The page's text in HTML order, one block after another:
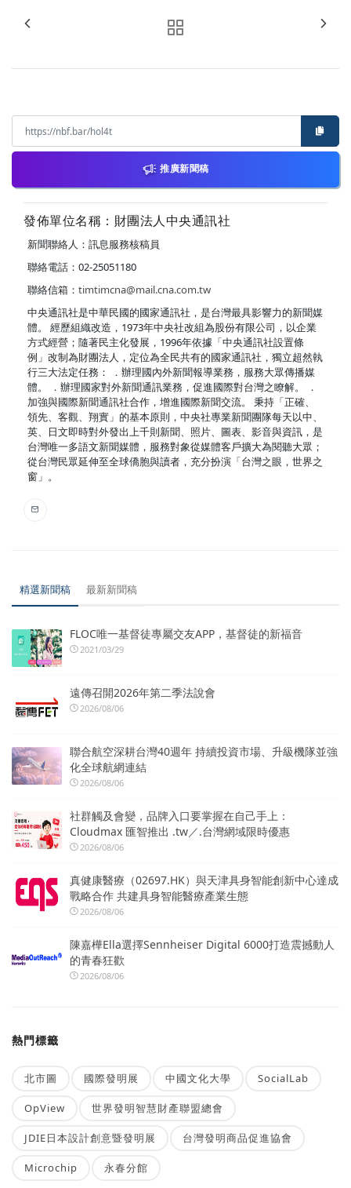
推廣新聞稿
發佈單位名稱：財團法人中央通訊社
新聞聯絡人：訊息服務核稿員
聯絡電話：02-25051180
聯絡信箱： timtimcna@mail.cna.com.tw
中央通訊社是中華民國的國家通訊社，是台灣最具影響力的新聞媒
體。 經歷組織改造，1973年中央社改組為股份有限公司，以企業
方式經營；隨著民主化發展，1996年依據「中央通訊社設置條
例」改制為財團法人，定位為全民共有的國家通訊社，獨立超然執
行三大法定任務： ．辦理國內外新聞報導業務，服務大眾傳播媒
體。 ．辦理國家對外新聞通訊業務，促進國際對台灣之瞭解。 ．
加強與國際新聞通訊社合作，增進國際新聞交流。 秉持「正確、
領先、客觀、翔實」的基本原則，中央社專業新聞團隊每天以中、
英、日文即時對外發出上千則新聞、照片、圖表、影音與資訊，是
台灣唯一多語文新聞媒體，服務對象從媒體客戶擴大為閱聽大眾；
從台灣民眾延伸至全球僑胞與讀者，充分扮演「台灣之眼，世界之
窗」。
精選新聞稿 最新新聞稿
FLOC唯一基督徒專屬交友APP，基督徒的新福音
2021/03/29
遠傳召開2026年第二季法說會
2026/08/06
聯合航空深耕台灣40週年 持續投資市場、升級機隊並強
化全球航網連結
2026/08/06
社群觸及會變，品牌入口要掌握在自己手上：
Cloudmax 匯智推出 .tw／.台灣網域限時優惠
2026/08/06
真健康醫療（02697.HK）與天津具身智能創新中心達成
戰略合作 共建具身智能醫療產業生態
2026/08/06
陳嘉樺Ella選擇Sennheiser Digital 6000打造震撼動人
的青春狂歡
2026/08/06
熱門標籤
北市圖 國際發明展 中國文化大學 SocialLab
OpView 世界發明智慧財產聯盟總會
JDIE日本設計創意暨發明展 台灣發明商品促進協會
Microchip 永春分館